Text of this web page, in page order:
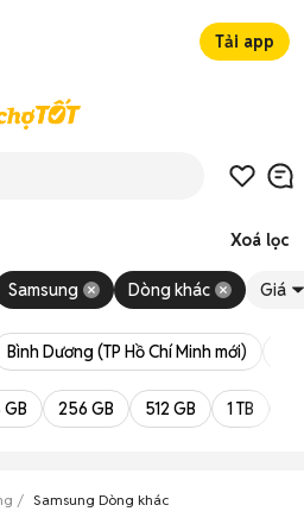
Tải app
Xoá lọc
Samsung Dòng khác Giá
Bình Dương (TP Hồ Chí Minh mới)
GB 256 GB 512 GB 1 TB
Samsung Dòng khác